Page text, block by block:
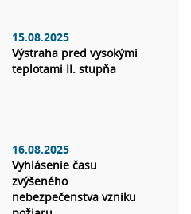
15.08.2025
Výstraha pred vysokými
teplotami II. stupňa
16.08.2025
Vyhlásenie času
zvýšeného
nebezpečenstva vzniku